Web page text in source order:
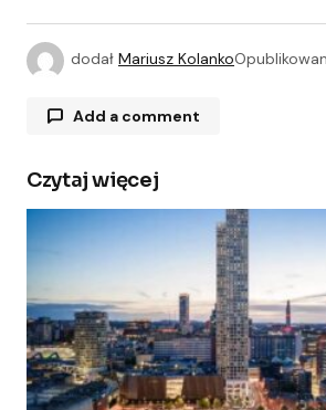
dodał Mariusz Kolanko
Add a comment
Twój adres e-mail nie zostanie
Wymagane pola są oznaczone*
Comment*
Czytaj więcej